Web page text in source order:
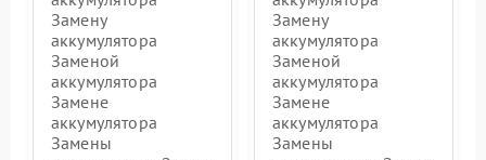
Замену
аккумулятора
Заменой
аккумулятора
Замене
аккумулятора
Замены
Замену
аккумулятора
Заменой
аккумулятора
Замене
аккумулятора
Замены